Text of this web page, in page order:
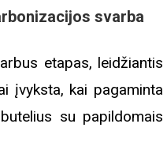
svarba
etapas, leidžiantis
įvyksta, kai pagaminta
su papildomais